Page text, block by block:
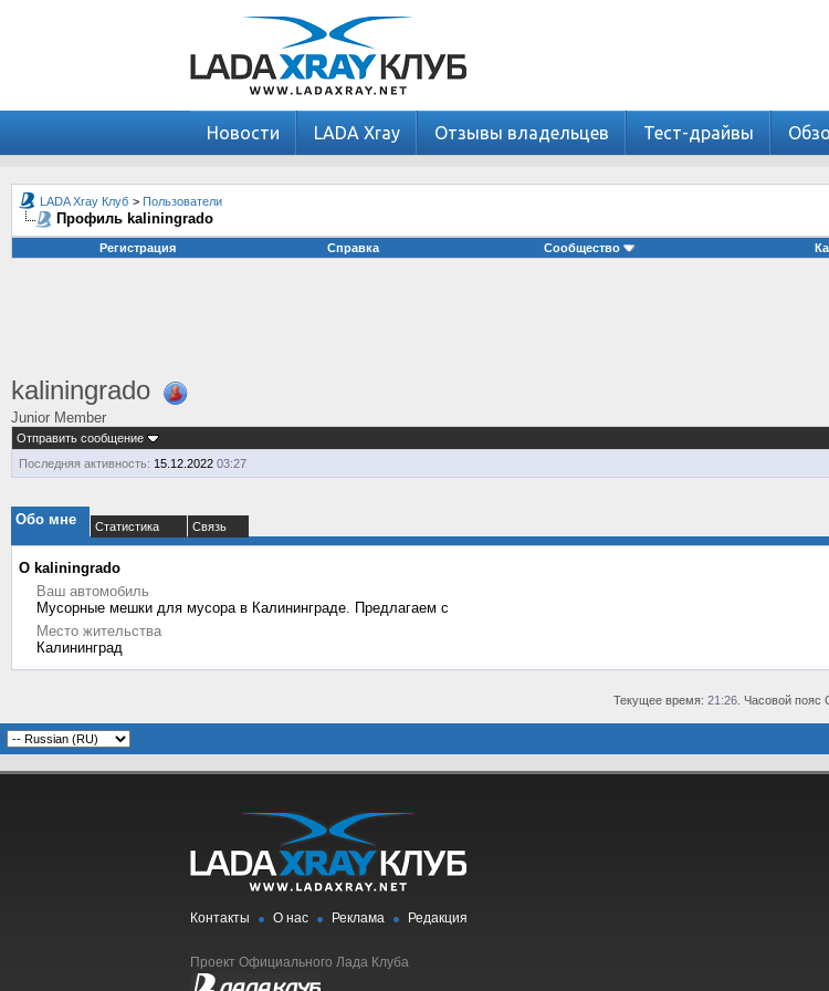
Новости LADA Xray Отзывы владельцев Тест-драйвы
LADA Xray Клуб > Пользователи
Профиль kaliningrado
Регистрация
Справка Сообщество
kaliningrado
Junior Member
Отправить сообщение
Последняя активность: 15.12.2022 03:27
Обо мне Статистика Связь
О kaliningrado
Ваш автомобиль
Мусорные мешки для мусора в Калининграде. Предлагаем с
Место жительства
Калининград
Текущее время: 21:26 . Часовой пояс
Контакты О нас Реклама Редакция
Проект Официального Лада Клуба